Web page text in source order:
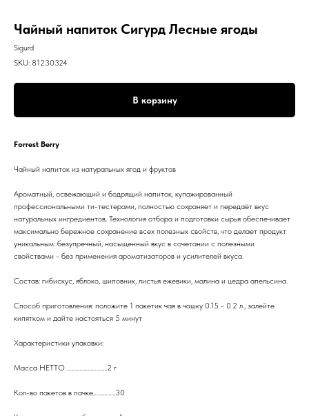
Чайный напиток Сигурд Лесные ягоды
Sigurd
SKU: 81230324
В корзину
Forrest Berry
Чайный напиток из натуральных ягод и фруктов
Ароматный, освежающий и бодрящий напиток, купажированный
профессиональными ти-тестерами, полностью сохраняет и передаёт вкус
натуральных ингредиентов. Технология отбора и подготовки сырья обеспечивает
максимально бережное сохранение всех полезных свойств, что делает продукт
уникальным: безупречный, насыщенный вкус в сочетании с полезными
свойствами - без применения ароматизаторов и усилителей вкуса.
Состав: гибискус, яблоко, шиповник, листья ежевики, малина и цедра апельсина.
Способ приготовления: положите 1 пакетик чая в чашку 0.15 - 0.2 л., залейте
кипятком и дайте настояться 5 минут
Характеристики упаковки:
Масса НЕТТО .............................2 г
Кол-во пакетов в пачке................30